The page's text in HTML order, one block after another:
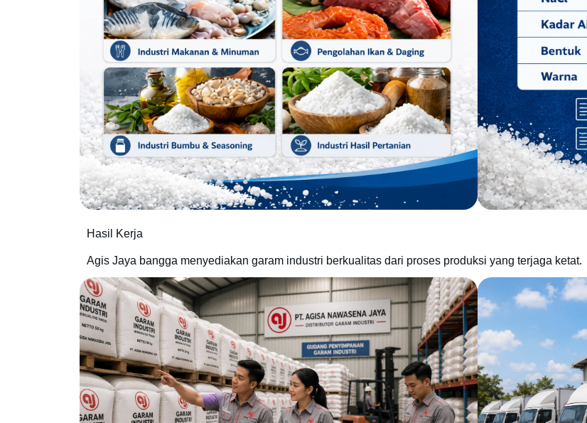
Hasil Kerja
Agis Jaya bangga menyediakan garam industri berkualitas dari proses produksi yang terjaga ketat.